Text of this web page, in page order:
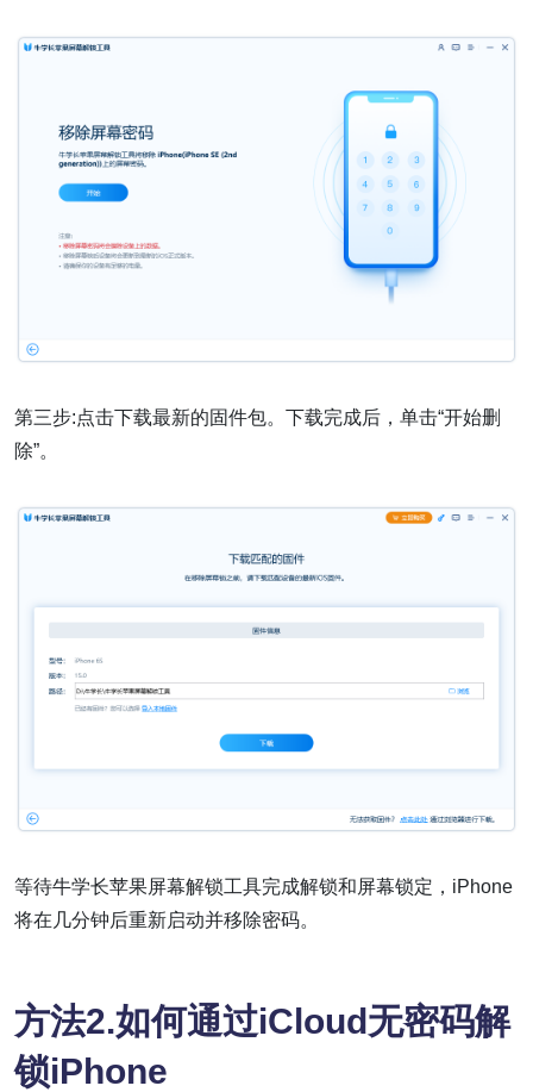
第三步:点击下载最新的固件包。下载完成后，单击“开始删
除”。
等待牛学长苹果屏幕解锁工具完成解锁和屏幕锁定，iPhone
将在几分钟后重新启动并移除密码。
方法2.如何通过iCloud无密码解
锁iPhone